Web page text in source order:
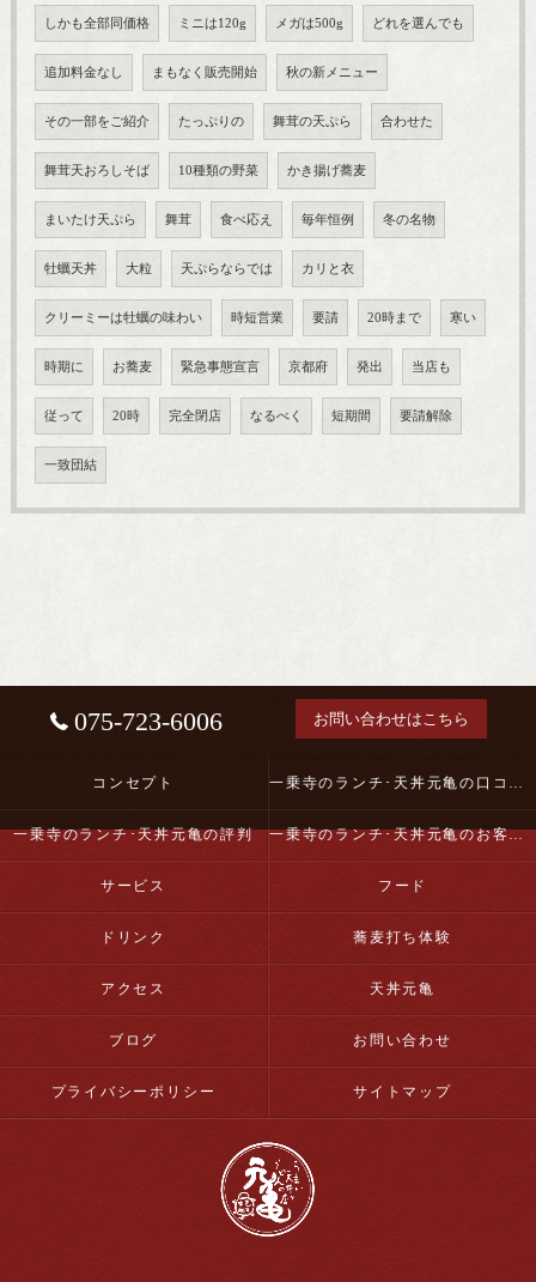
しかも全部同価格 ミニは120g メガは500g どれを選んでも
追加料金なし まもなく販売開始 秋の新メニュー
その一部をご紹介 たっぷりの 舞茸の天ぷら 合わせた
舞茸天おろしそば 10種類の野菜 かき揚げ蕎麦
まいたけ天ぷら 舞茸 食べ応え 毎年恒例 冬の名物
牡蠣天丼 大粒 天ぷらならでは カリと衣
クリーミーは牡蠣の味わい 時短営業 要請 20時まで 寒い
時期に お蕎麦 緊急事態宣言 京都府 発出 当店も
従って 20時 完全閉店 なるべく 短期間 要請解除
一致団結
075-723-6006 お問い合わせはこちら
コンセプト 一乗寺のランチ･天丼元亀の口コミ情報
一乗寺のランチ･天丼元亀の評判 一乗寺のランチ･天丼元亀のお客様の声
サービス フード
ドリンク 蕎麦打ち体験
アクセス 天丼元亀
ブログ お問い合わせ
プライバシーポリシー サイトマップ